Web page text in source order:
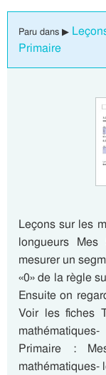
Paru dans ▶
Primaire
Leçons sur les
longueurs
mesurer un
«0» de la règle
Ensuite on
Voir les fiches
Primaire :
mathématiques-